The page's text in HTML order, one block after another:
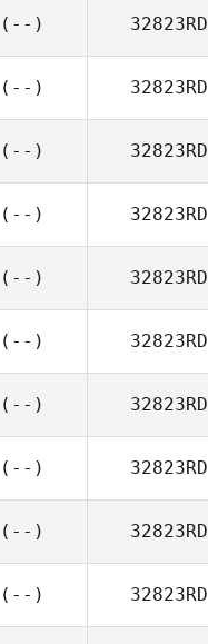
(--) 32823RD
(--) 32823RD
(--) 32823RD
(--) 32823RD
(--) 32823RD
(--) 32823RD
(--) 32823RD
(--) 32823RD
(--) 32823RD
(--) 32823RD